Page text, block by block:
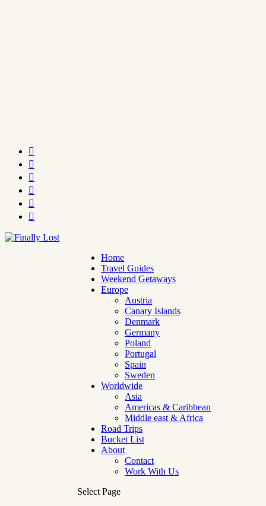






Home
Travel Guides
Weekend Getaways
Europe
Austria
Canary Islands
Denmark
Germany
Poland
Portugal
Spain
Sweden
Worldwide
Asia
Americas & Caribbean
Middle east & Africa
Road Trips
Bucket List
About
Contact
Work With Us
Select Page